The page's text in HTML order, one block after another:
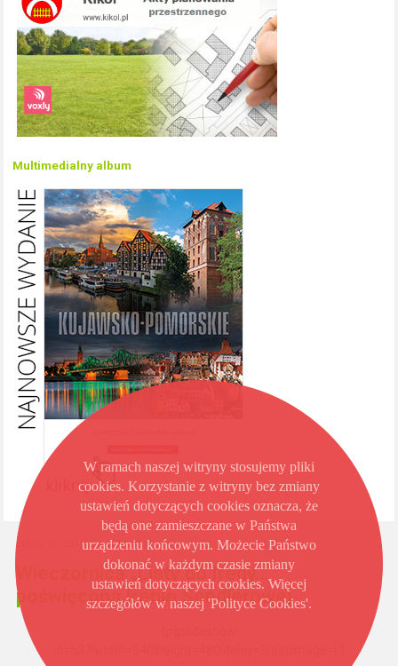
Multimedialny album
środa, 05 grudzień 2018 08:17
Wieczornica „Listy do Ireny…”
poświęcona Irenie Sendlerowej
W ramach naszej witryny stosujemy pliki
cookies. Korzystanie z witryny bez zmiany
ustawień dotyczących cookies oznacza, że
będą one zamieszczane w Państwa
urządzeniu końcowym. Możecie Państwo
dokonać w każdym czasie zmiany
ustawień dotyczących cookies. Więcej
szczegółów w naszej 'Polityce Cookies'.